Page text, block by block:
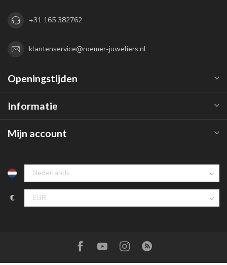
+31 165 382762
klantenservice@roemer-juweliers.nl
Openingstijden
Informatie
Mijn account
€